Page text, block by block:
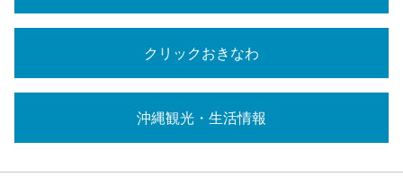
クリックおきなわ
沖縄観光・生活情報